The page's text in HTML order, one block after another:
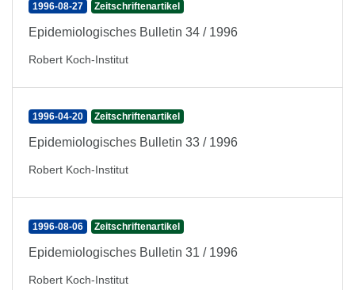
1996-08-27 Zeitschriftenartikel
Epidemiologisches Bulletin 34 / 1996
Robert Koch-Institut
1996-04-20 Zeitschriftenartikel
Epidemiologisches Bulletin 33 / 1996
Robert Koch-Institut
1996-08-06 Zeitschriftenartikel
Epidemiologisches Bulletin 31 / 1996
Robert Koch-Institut